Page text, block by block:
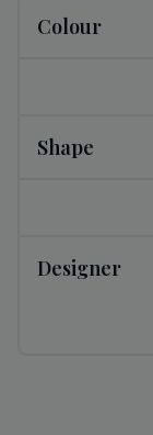
Colour
Shape
Designer